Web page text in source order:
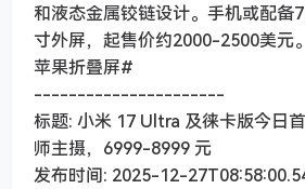
和液态金属铰链设计。手机或配备
寸外屏，起售价约2000-2500美
苹果折叠屏#
----------------------
标题: 小米 17 Ultra 及徕卡版今日
师主摄，6999-8999 元
发布时间: 2025-12-